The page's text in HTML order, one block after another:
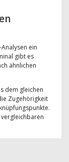
ein
gibt es
ähnlichen
dem gleichen
Zugehörigkeit